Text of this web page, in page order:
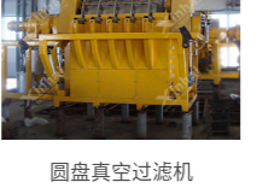
圆盘真空过滤机